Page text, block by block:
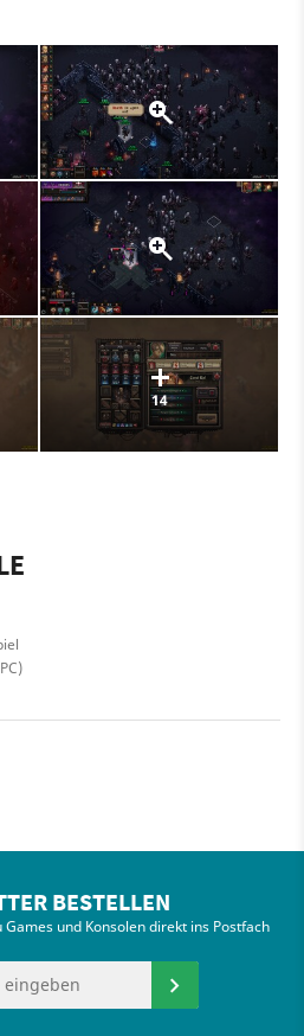
14
BESTELLEN
und Konsolen direkt ins Postfach